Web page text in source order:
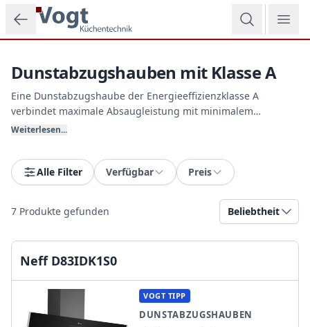
Zum Hauptinhalt springen
Dunstabzugshauben mit Klasse A
Eine Dunstabzugshaube der Energieeffizienzklasse A
verbindet maximale Absaugleistung mit minimalem
Energieverbrauch. Durch den Einsatz sparsamer LED-
Alltag bares Geld und schonen die Umwelt. Vogt
Küchentechnik zeigt Ihnen gern die hocheffizienten
Markenmodelle.
Weiterlesen...
Alle Filter Verfügbar Preis
7 Produkte gefunden Beliebtheit
Neff D83IDK1S0
VOGT TIPP
DUNSTABZUGSHAUBEN